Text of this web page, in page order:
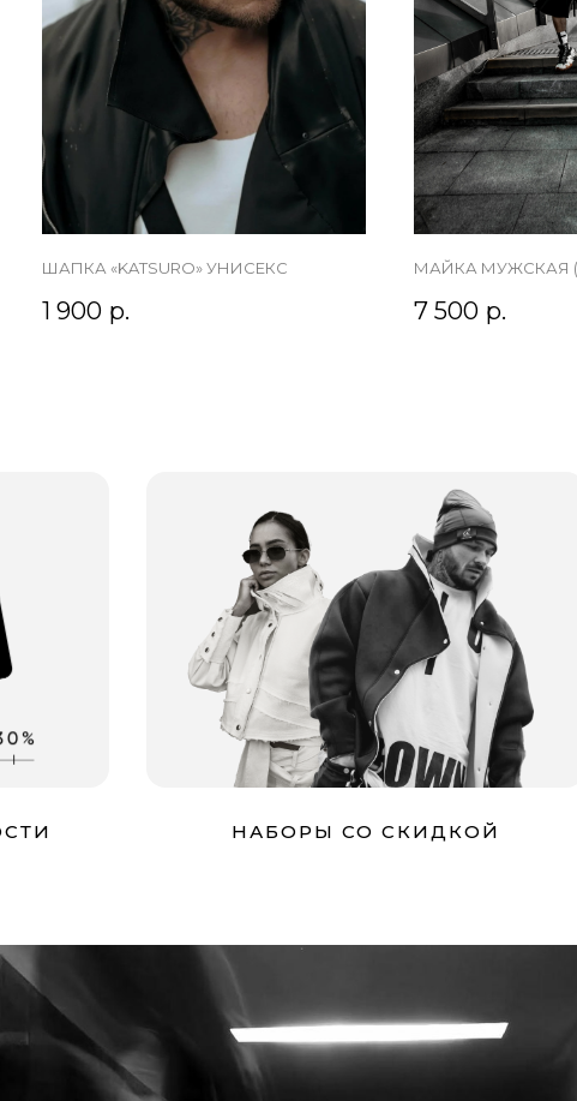
ШАПКА «KATSURO» УНИСЕКС
1 900 р.
МАЙКА МУЖСКАЯ
7 500 р.
НАБОРЫ СО СКИДКОЙ